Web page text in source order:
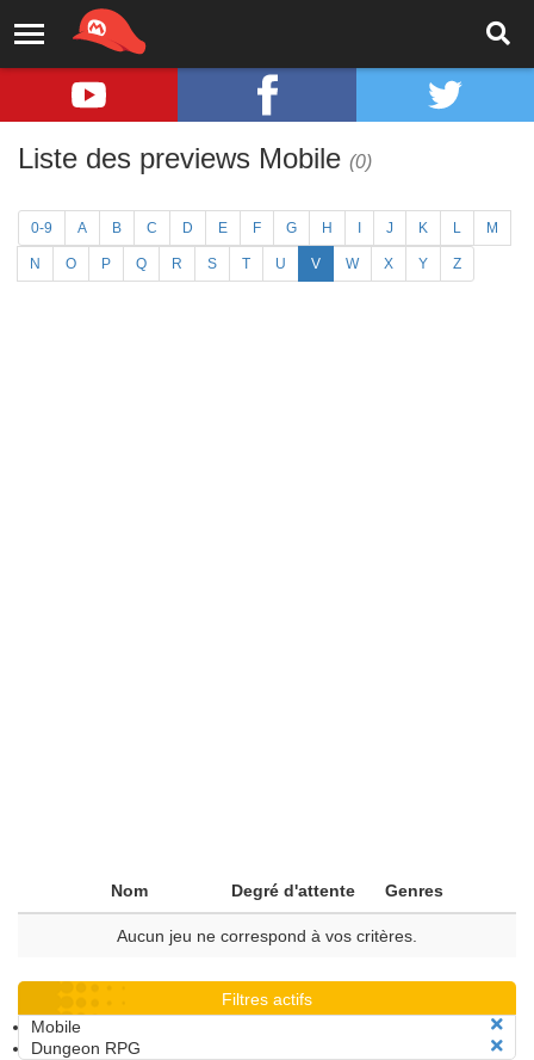
Liste des previews Mobile (0)
0-9 A B C D E F G H J K L M
N O P Q R S T U V W X Y Z
Nom Degré d'attente Genres
Aucun jeu ne correspond à vos critères.
Filtres actifs
Mobile
Dungeon RPG